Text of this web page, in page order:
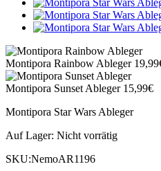
Montipora Rainbow Ableger 19,99
Montipora Sunset Ableger 15,99€
Montipora Star Wars Ableger
Auf Lager: Nicht vorrätig
SKU:NemoAR1196